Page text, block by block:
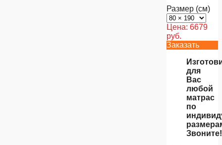
Размер (см)
Цена: 6679
руб.
Заказать
для
Вас
любой
матрас
по
Звоните!